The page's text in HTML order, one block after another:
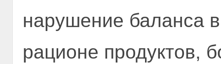
нарушение баланса
рационе продуктов,